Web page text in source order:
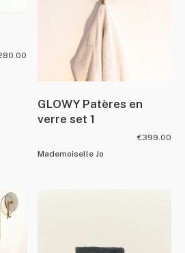
GLOWY Patères en
verre set 1
Mademoiselle Jo
€399.00